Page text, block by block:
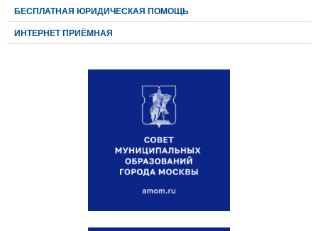
БЕСПЛАТНАЯ ЮРИДИЧЕСКАЯ ПОМОЩЬ
ИНТЕРНЕТ ПРИЁМНАЯ